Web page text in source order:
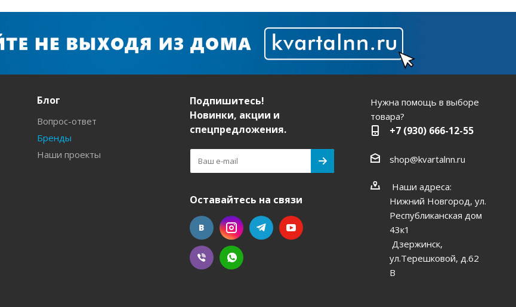
Блог
Вопрос-ответ
Бренды
Наши проекты
Подпишитесь!
Новинки, акции и
спецпредложения.
Оставайтесь на связи
Нужна помощь в выборе
товара?
+7 (930) 666-12-55
shop@kvartalnn.ru
Наши адреса:
Нижний Новгород, ул.
Республиканская дом
43к1
Дзержинск,
ул.Терешковой, д.62
В